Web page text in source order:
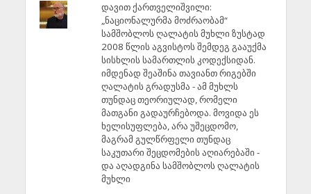
დავით ქართველიშვილი:
„ნაციონალურმა მოძრაობამ“
სამშობლოს ღალატის მუხლი ზუსტად
2008 წლის აგვისტოს შემდეგ გააუქმა
სისხლის სამართლის კოდექსიდან.
იმდენად შეაშინა თავიანთ რიგებში
ღალატის გრადუსმა - ამ მუხლს
თუნდაც თეორიულად, რომელი
მათგანი გადაურჩებოდა. მოვიდა ეს
ხელისუფლება, არა უშეცდომო,
მაგრამ გულწრფელი თუნდაც
საკუთარი შეცდომების აღიარებაში -
და აღადგინა სამშობლოს ღალატის
მუხლი